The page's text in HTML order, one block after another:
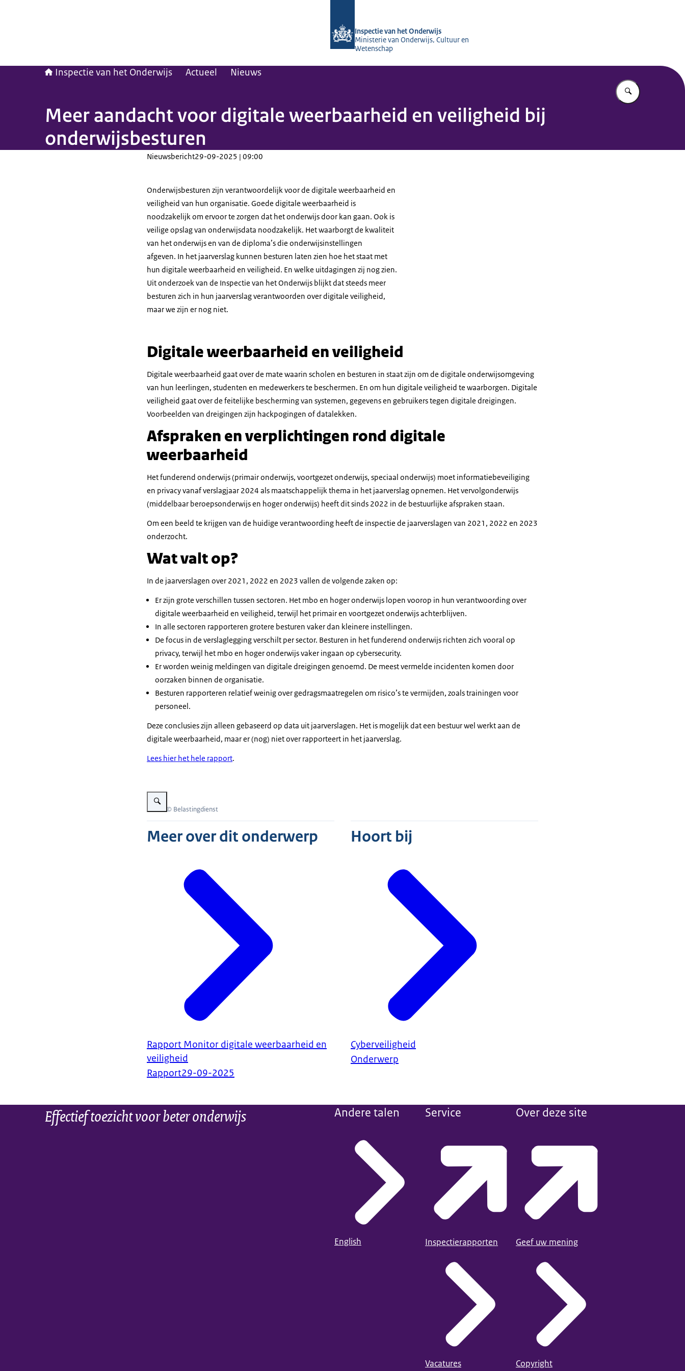
Inspectie van het Onderwijs
Ministerie van Onderwijs, Cultuur en
Wetenschap
Inspectie van het Onderwijs Actueel Nieuws
Vul in wat u
Meer aandacht voor digitale weerbaarheid en veiligheid bij
onderwijsbesturen
Nieuwsbericht29-09-2025 | 09:00
Onderwijsbesturen zijn verantwoordelijk voor de digitale weerbaarheid en
veiligheid van hun organisatie. Goede digitale weerbaarheid is
noodzakelijk om ervoor te zorgen dat het onderwijs door kan gaan. Ook is
veilige opslag van onderwijsdata noodzakelijk. Het waarborgt de kwaliteit
van het onderwijs en van de diploma’s die onderwijsinstellingen
afgeven. In het jaarverslag kunnen besturen laten zien hoe het staat met
hun digitale weerbaarheid en veiligheid. En welke uitdagingen zij nog zien.
Uit onderzoek van de Inspectie van het Onderwijs blijkt dat steeds meer
besturen zich in hun jaarverslag verantwoorden over digitale veiligheid,
maar we zijn er nog niet.
Digitale weerbaarheid en veiligheid
Digitale weerbaarheid gaat over de mate waarin scholen en besturen in staat zijn om de digitale onderwijsomgeving
van hun leerlingen, studenten en medewerkers te beschermen. En om hun digitale veiligheid te waarborgen. Digitale
veiligheid gaat over de feitelijke bescherming van systemen, gegevens en gebruikers tegen digitale dreigingen.
Voorbeelden van dreigingen zijn hackpogingen of datalekken.
Afspraken en verplichtingen rond digitale
weerbaarheid
Het funderend onderwijs (primair onderwijs, voortgezet onderwijs, speciaal onderwijs) moet informatiebeveiliging
en privacy vanaf verslagjaar 2024 als maatschappelijk thema in het jaarverslag opnemen. Het vervolgonderwijs
(middelbaar beroepsonderwijs en hoger onderwijs) heeft dit sinds 2022 in de bestuurlijke afspraken staan.
Om een beeld te krijgen van de huidige verantwoording heeft de inspectie de jaarverslagen van 2021, 2022 en 2023
onderzocht.
Wat valt op?
In de jaarverslagen over 2021, 2022 en 2023 vallen de volgende zaken op:
Er zijn grote verschillen tussen sectoren. Het mbo en hoger onderwijs lopen voorop in hun verantwoording over
digitale weerbaarheid en veiligheid, terwijl het primair en voortgezet onderwijs achterblijven.
In alle sectoren rapporteren grotere besturen vaker dan kleinere instellingen.
De focus in de verslaglegging verschilt per sector. Besturen in het funderend onderwijs richten zich vooral op
privacy, terwijl het mbo en hoger onderwijs vaker ingaan op cybersecurity.
Er worden weinig meldingen van digitale dreigingen genoemd. De meest vermelde incidenten komen door
oorzaken binnen de organisatie.
Besturen rapporteren relatief weinig over gedragsmaatregelen om risico’s te vermijden, zoals trainingen voor
personeel.
Deze conclusies zijn alleen gebaseerd op data uit jaarverslagen. Het is mogelijk dat een bestuur wel werkt aan de
digitale weerbaarheid, maar er (nog) niet over rapporteert in het jaarverslag.
Lees hier het hele rapport.
Vergroot afbeelding Decoratief
Beeld: © Belastingdienst
Meer over dit onderwerp
Rapport Monitor digitale weerbaarheid en
veiligheid
Rapport29-09-2025
Hoort bij
Cyberveiligheid
Onderwerp
Effectief toezicht voor beter onderwijs Andere talen
English
Service
Inspectierapporten
Vacatures
Over deze site
Geef uw mening
Copyright